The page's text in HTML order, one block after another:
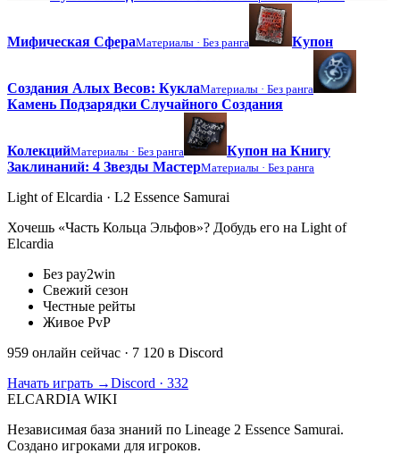
Мифическая СфераМатериалы · Без ранга Купон
Создания Алых Весов: КуклаМатериалы · Без ранга
Камень Подзарядки Случайного Создания
КолекцийМатериалы · Без ранга
Купон на Книгу
Заклинаний: 4 Звезды МастерМатериалы · Без ранга
Light of Elcardia · L2 Essence Samurai
Хочешь «Часть Кольца Эльфов»? Добудь его на Light of
Elcardia
Без pay2win
Свежий сезон
Честные рейты
Живое PvP
959 онлайн сейчас · 7 120 в Discord
Начать играть →Discord · 332
ELCARDIA WIKI
Независимая база знаний по Lineage 2 Essence Samurai.
Создано игроками для игроков.